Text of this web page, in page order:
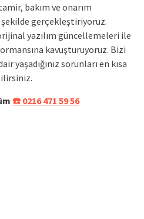
bakım ve onarım
gerçekleştiriyoruz.
yazılım güncellemeleri ile
kavuşturuyoruz. Bizi
yaşadığınız sorunları en kısa
☎️ 0216 471 59 56